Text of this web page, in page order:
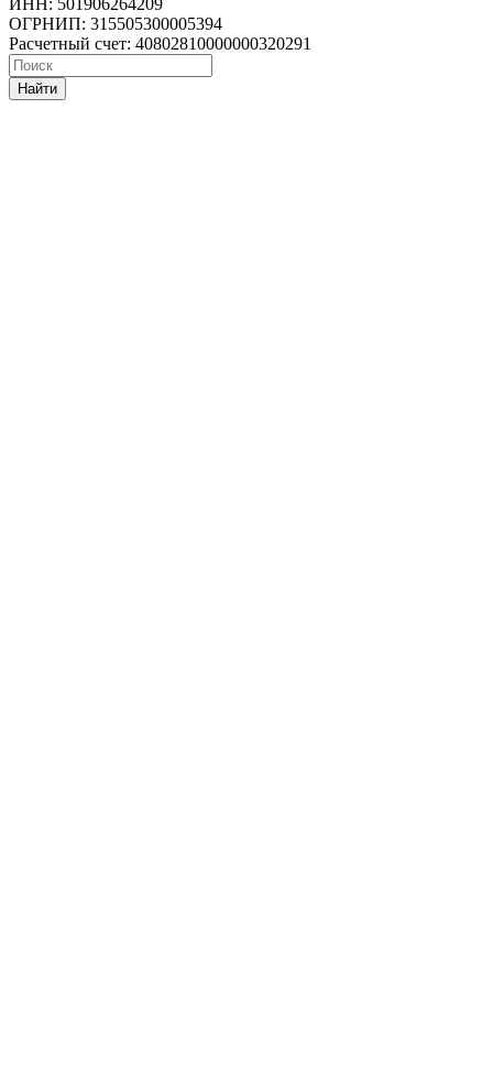
ОГРНИП: 315505300005394
Расчетный счет: 40802810000000320291
Найти